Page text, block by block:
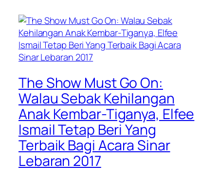
The Show Must Go On:
Walau Sebak Kehilangan
Anak Kembar-Tiganya, Elfee
Ismail Tetap Beri Yang
Terbaik Bagi Acara Sinar
Lebaran 2017